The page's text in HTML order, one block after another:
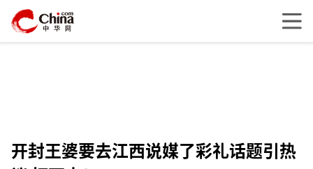
开封王婆要去江西说媒了彩礼话题引热